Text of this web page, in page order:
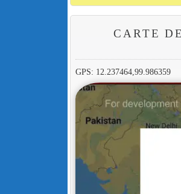
CARTE
GPS: 12.237464,99.986359